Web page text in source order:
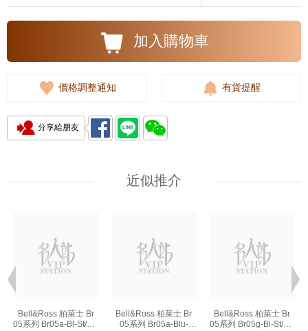
加入購物車
價格調整通知 有貨提醒
分享給朋友
近似推介
Bell&Ross 柏萊士 Br
05系列 Br05a-Bl-St/Sst
Bell&Ross 柏萊士 Br
05系列 Br05a-Blu-
Bell&Ross 柏萊士 Br
05系列 Br05g-Bl-St/Sst